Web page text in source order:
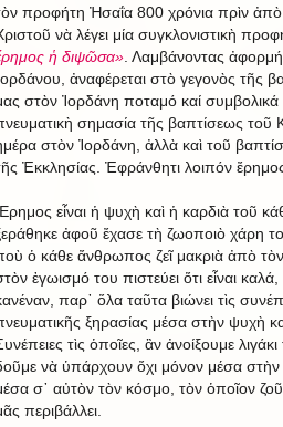
προφήτη Ἠσαΐα 800 χρόνια πρὶν ἀπὸ
νὰ λέγει μία συγκλονιστικὴ
ἡ διψῶσα» . Λαμβάνοντας
ἀναφέρεται στὸ γεγονὸς τῆς
στὸν Ἰορδάνη ποταμό καί συμβολικά
σημασία τῆς βαπτίσεως τοῦ
στὸν Ἰορδάνη, ἀλλὰ καὶ τοῦ
Ἐκκλησίας. Ἐφράνθητι λοιπόν
εἶναι ἡ ψυχὴ καὶ ἡ καρδιὰ τοῦ
ἀφοῦ ἔχασε τὴ ζωοποιὸ χάρη
ὁ κάθε ἄνθρωπος ζεῖ μακριὰ ἀπὸ
ἐγωισμό του πιστεύει ὅτι εἶναι
παρ᾿ ὅλα ταῦτα βιώνει τὶς
ξηρασίας μέσα στὴν ψυχὴ
τὶς ὁποῖες, ἂν ἀνοίξουμε
νὰ ὑπάρχουν ὄχι μόνον μέσα στὴν
σ᾿ αὐτὸν τὸν κόσμο, τὸν ὁποῖον
περιβάλλει.